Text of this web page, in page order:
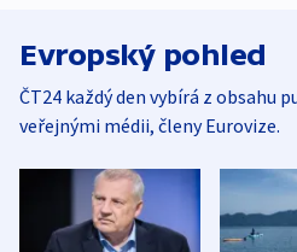
Evropský pohled
ČT24 každý den vybírá z obsahu
veřejnými médii, členy Eurovize.